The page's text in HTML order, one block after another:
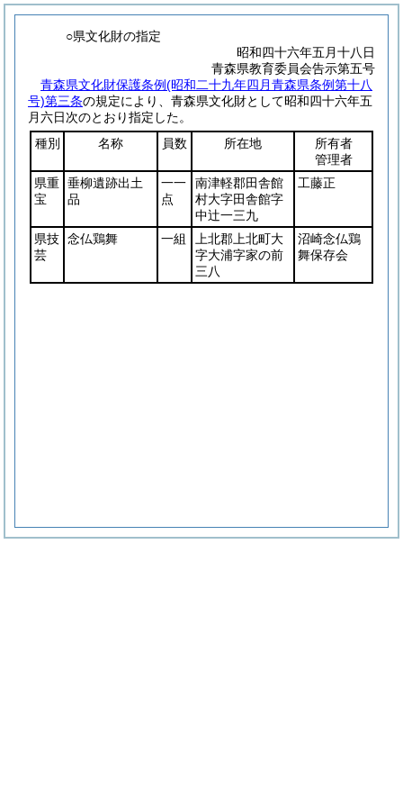
○県文化財の指定
昭和四十六年五月十八日
青森県教育委員会告示第五号
青森県文化財保護条例(昭和二十九年四月青森県条例第十八
号)第三条の規定により、青森県文化財として昭和四十六年五
月六日次のとおり指定した。
種別
名称 員数 所在地
所有者
管理者
県重
宝
垂柳遺跡出土
品
一一
点
南津軽郡田舎館
村大字田舎館字
中辻一三九
工藤正
県技
芸
念仏鶏舞 一組
上北郡上北町大
字大浦字家の前
三八
沼崎念仏鶏
舞保存会